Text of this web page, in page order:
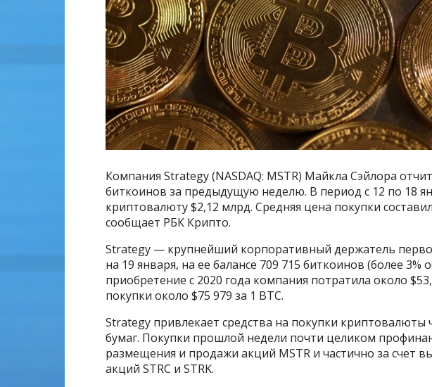
Компания Strategy (NASDAQ: MSTR) Майкла Сэйлора
биткоинов за предыдущую неделю. В период с 12 по 18
криптовалюту $2,12 млрд. Средняя цена покупки
сообщает РБК Крипто.
Strategy — крупнейший корпоративный держатель
на 19 января, на ее балансе 709 715 биткоинов (более 3%
приобретение с 2020 года компания потратила около
покупки около $75 979 за 1 BTC.
Strategy привлекает средства на покупки
бумаг. Покупки прошлой недели почти целиком
размещения и продажи акций MSTR и частично за счет
акций STRC и STRK.